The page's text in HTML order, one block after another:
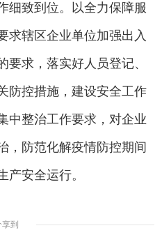
致到位。以全力保障服
求辖区企业单位加强出入
要求，落实好人员登记、
防控措施，建设安全工作
中整治工作要求，对企业
，防范化解疫情防控期间
产安全运行。
到